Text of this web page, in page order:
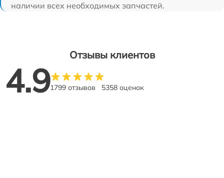
наличии всех необходимых запчастей.
Отзывы клиентов
4.91799 отзывов 5358 оценок